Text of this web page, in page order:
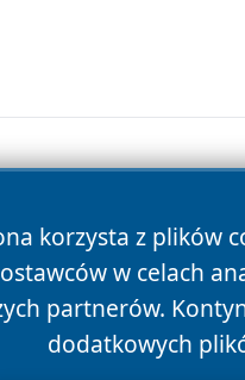
korzysta z plików
w celach
partnerów.
dodatkowych